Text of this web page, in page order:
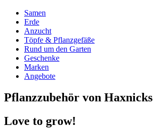
Samen
Erde
Anzucht
Töpfe & Pflanzgefäße
Rund um den Garten
Geschenke
Marken
Angebote
Pflanzzubehör von Haxnicks
Love to grow!